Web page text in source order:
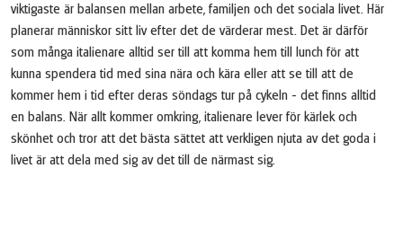
viktigaste är balansen mellan arbete, familjen och det sociala livet. Här
planerar människor sitt liv efter det de värderar mest. Det är därför
som många italienare alltid ser till att komma hem till lunch för att
kunna spendera tid med sina nära och kära eller att se till att de
kommer hem i tid efter deras söndags tur på cykeln - det finns alltid
en balans. När allt kommer omkring, italienare lever för kärlek och
skönhet och tror att det bästa sättet att verkligen njuta av det goda i
livet är att dela med sig av det till de närmast sig.